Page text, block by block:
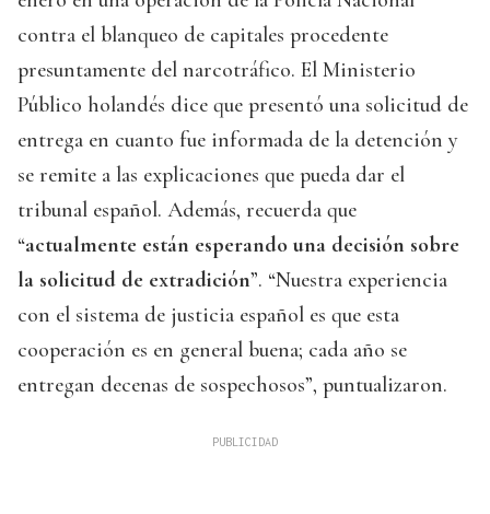
contra el blanqueo de capitales procedente
presuntamente del narcotráfico. El Ministerio
Público holandés dice que presentó una solicitud de
entrega en cuanto fue informada de la detención y
se remite a las explicaciones que pueda dar el
tribunal español. Además, recuerda que
“actualmente están esperando una decisión sobre
la solicitud de extradición”. “Nuestra experiencia
con el sistema de justicia español es que esta
cooperación es en general buena; cada año se
entregan decenas de sospechosos”, puntualizaron.